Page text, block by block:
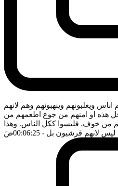
ويغلبونهم وينهبونهم وهم لانهم
هذه او امنهم من جوع اطعمهم من
من خوف. فليسوا ككل الناس. وهذا
ليس لانهم قرشيون بل - 00:06:25 ضَ